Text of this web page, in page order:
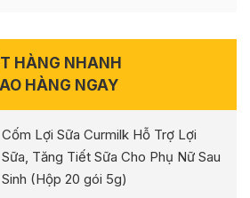
HÀNG NHANH
HÀNG NGAY
Cốm Lợi Sữa Curmilk Hỗ Trợ Lợi
Sữa, Tăng Tiết Sữa Cho Phụ Nữ Sau
Sinh (Hộp 20 gói 5g)